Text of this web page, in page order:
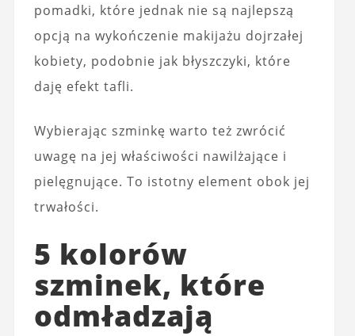
pomadki, które jednak nie są najlepszą
opcją na wykończenie makijażu dojrzałej
kobiety, podobnie jak błyszczyki, które
daję efekt tafli.
Wybierając szminkę warto też zwrócić
uwagę na jej właściwości nawilżające i
pielęgnujące. To istotny element obok jej
trwałości.
5 kolorów
szminek, które
odmładzają